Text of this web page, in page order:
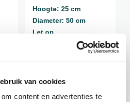
van cookies
content en advertenties te
Hoogte: 25 cm
Diameter: 50 cm
Let op
incl. BTW